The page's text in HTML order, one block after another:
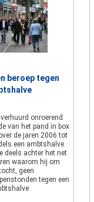
beroep tegen
onroerend
van het pand in box
de jaren 2006 tot
een ambtshalve
deels achter het net
waarom hij om
geen
tegen een